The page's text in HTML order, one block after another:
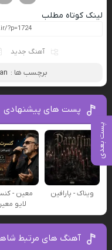
پست بعدی
لینک کوتاه مطلب
آهنگ جدید
برچسب ها :
پست های پیشنهادی
ویناک - پارافین
معین -
لایو
آهنگ های مرتبط